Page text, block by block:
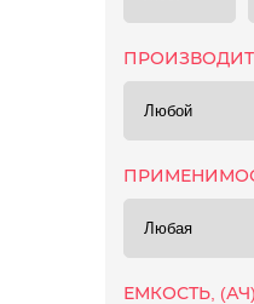
ЕМКОСТЬ, (АЧ)